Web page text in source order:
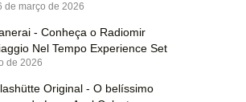
de março de 2026
- Conheça o Radiomir
Nel Tempo Experience Set
de 2026
Original - O belíssimo